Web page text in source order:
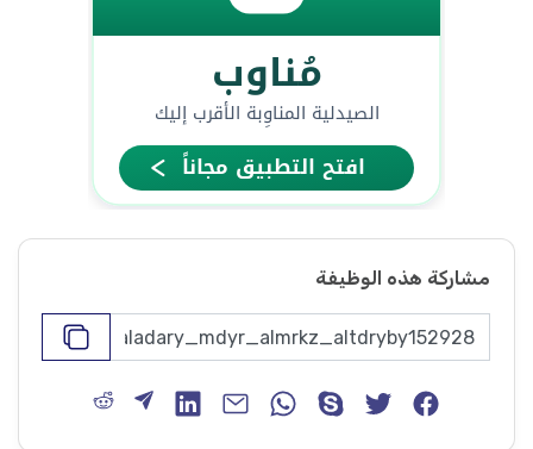
مشاركة هذه الوظيفة